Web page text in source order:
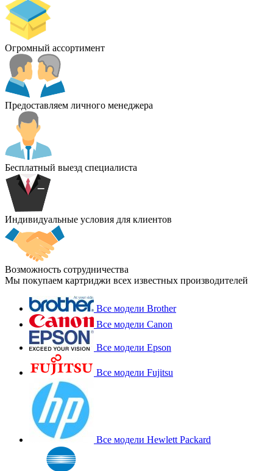
Огромный ассортимент
Предоставляем личного менеджера
Бесплатный выезд специалиста
Индивидуальные условия для клиентов
Возможность сотрудничества
Мы покупаем картриджи всех известных производителей
Все модели Brother
Все модели Canon
Все модели Epson
Все модели Fujitsu
Все модели Hewlett Packard